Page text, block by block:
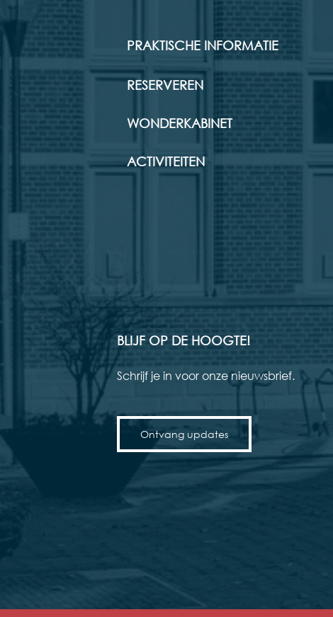
PRAKTISCHE INFORMATIE
RESERVEREN
WONDERKABINET
ACTIVITEITEN
BLIJF OP DE HOOGTE!
Schrijf je in voor onze nieuwsbrief.
Ontvang updates